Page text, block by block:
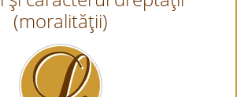
(moralităţii)